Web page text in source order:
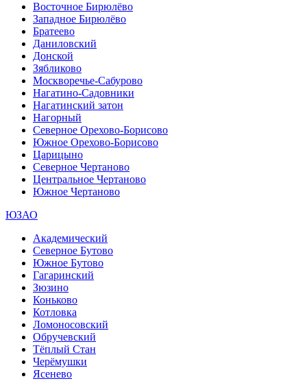
Восточное Бирюлёво
Западное Бирюлёво
Братеево
Даниловский
Донской
Зябликово
Москворечье-Сабурово
Нагатино-Садовники
Нагатинский затон
Нагорный
Северное Орехово-Борисово
Южное Орехово-Борисово
Царицыно
Северное Чертаново
Центральное Чертаново
Южное Чертаново
ЮЗАО
Академический
Северное Бутово
Южное Бутово
Гагаринский
Зюзино
Коньково
Котловка
Ломоносовский
Обручевский
Тёплый Стан
Черёмушки
Ясенево